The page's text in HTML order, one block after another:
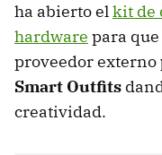
ha abierto elkit de
hardware para
proveedor externo
Smart Outfits
creatividad.